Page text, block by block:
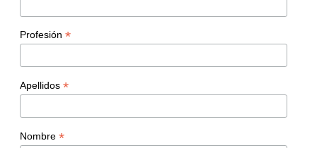
Profesión *
Apellidos *
Nombre *